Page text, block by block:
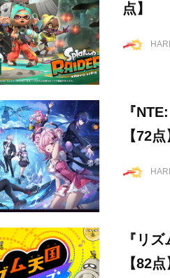
点】
『
【72点
『リ
【82点